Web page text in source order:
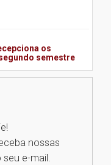
os
semestre
Mackenzie
seus
o PAS antes
Médio
nossas
e-mail.